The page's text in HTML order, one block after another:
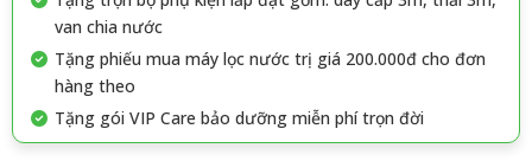
van chia nước
Tặng phiếu mua máy lọc nước trị giá 200.000đ cho đơn
hàng theo
Tặng gói VIP Care bảo dưỡng miễn phí trọn đời